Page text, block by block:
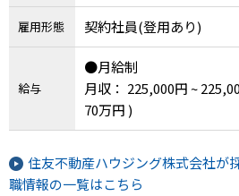
雇用形態 契約社員(登用あり)
給与
●月給制
月収： 225,000円 ~
70万円 )
住友不動産ハウジング株式会社が
職情報の一覧はこちら